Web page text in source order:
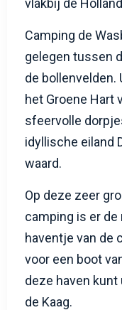
vlakbij de
Camping de
gelegen tussen
de bollenvelden.
het Groene Hart
sfeervolle
idyllische eiland
waard.
Op deze zeer
camping is er
haventje van de
voor een boot
deze haven kunt
de Kaag.